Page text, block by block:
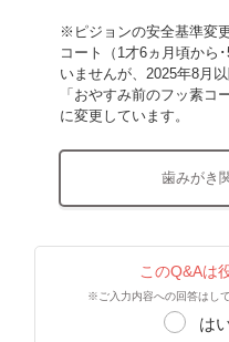
※ピジョンの安全基準変
コート（1才6ヵ月頃から
いませんが、2025年8月
「おやすみ前のフッ素コ
に変更しています。
歯みがき
このQ&Aは
※ご入力内容への回答はし
は